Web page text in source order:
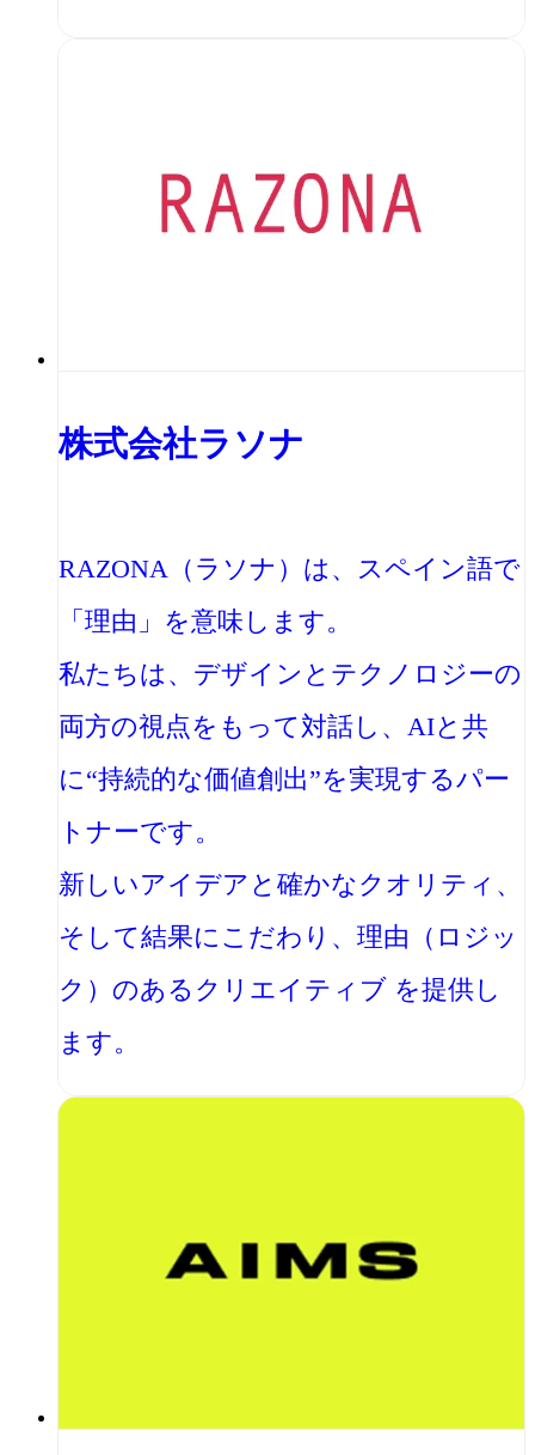
株式会社ラソナ
RAZONA（ラソナ）は、スペイン語で
「理由」を意味します。
私たちは、デザインとテクノロジーの
両方の視点をもって対話し、AIと共
に“持続的な価値創出”を実現するパー
トナーです。
新しいアイデアと確かなクオリティ、
そして結果にこだわり、理由（ロジッ
ク）のあるクリエイティブ を提供し
ます。